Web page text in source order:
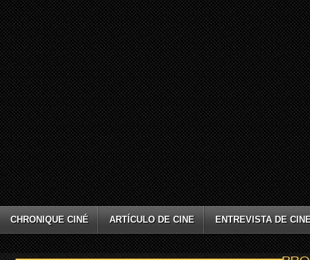
CHRONIQUE CINÉ ARTÍCULO DE CINE ENTREVISTA DE